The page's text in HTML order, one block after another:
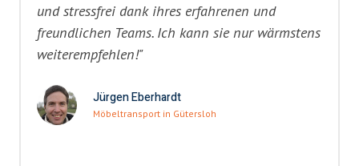
und stressfrei dank ihres erfahrenen und
freundlichen Teams. Ich kann sie nur wärmstens
weiterempfehlen!"
Jürgen Eberhardt
Möbeltransport in Gütersloh